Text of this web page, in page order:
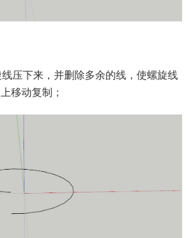
压下来，并删除多余的线，使螺旋线
移动复制；